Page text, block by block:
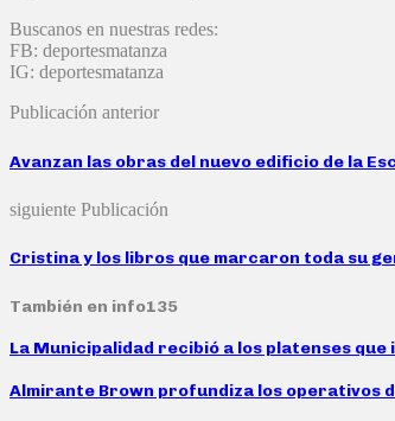
Buscanos en nuestras redes:
FB: deportesmatanza
IG: deportesmatanza
Publicación anterior
Avanzan las obras del nuevo edificio de la
siguiente Publicación
Cristina y los libros que marcaron toda su
También en info135
La Municipalidad recibió a los platenses
Almirante Brown profundiza los operativos